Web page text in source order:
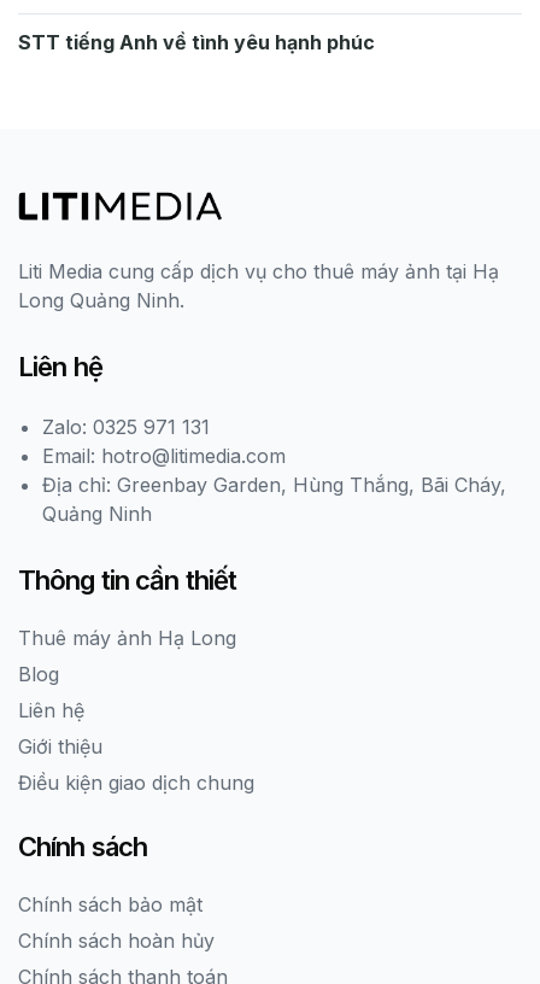
STT tiếng Anh về tình yêu hạnh phúc
Liti Media cung cấp dịch vụ cho thuê máy ảnh tại Hạ
Long Quảng Ninh.
Liên hệ
Zalo: 0325 971 131
Email: hotro@litimedia.com
Địa chỉ: Greenbay Garden, Hùng Thắng, Bãi Cháy,
Quảng Ninh
Thông tin cần thiết
Thuê máy ảnh Hạ Long
Blog
Liên hệ
Giới thiệu
Điều kiện giao dịch chung
Chính sách
Chính sách bảo mật
Chính sách hoàn hủy
Chính sách thanh toán